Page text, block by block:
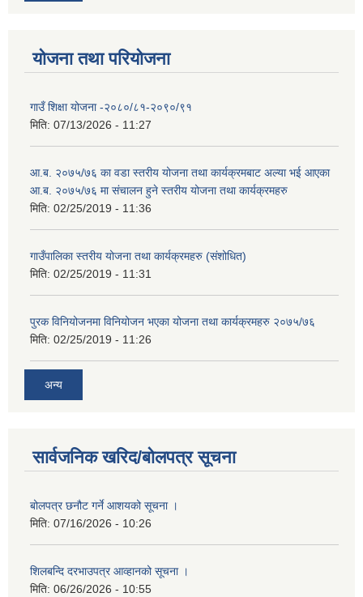
योजना तथा परियोजना
गाउँ शिक्षा योजना -२०८०/८१-२०९०/९१
मिति: 07/13/2026 - 11:27
आ.ब. २०७५/७६ का वडा स्तरीय योजना तथा कार्यक्रमबाट अल्या भई आएका
आ.ब. २०७५/७६ मा स‌ंचालन हुने स्तरीय योजना तथा कार्यक्रमहरु
मिति: 02/25/2019 - 11:36
गाउँपालिका स्तरीय योजना तथा कार्यक्रमहरु (स‌ंशोधित)
मिति: 02/25/2019 - 11:31
पुरक विनियोजनमा विनियोजन भएका योजना तथा कार्यक्रमहरु २०७५/७६
मिति: 02/25/2019 - 11:26
अन्य
सार्वजनिक खरिद/बोलपत्र सूचना
बोलपत्र छनौट गर्ने आशयको सूचना ।
मिति: 07/16/2026 - 10:26
शिलबन्दि दरभाउपत्र आव्हानको सूचना ।
मिति: 06/26/2026 - 10:55